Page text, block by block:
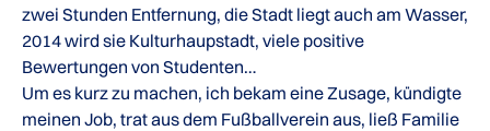
zwei Stunden Entfernung, die Stadt liegt auch am Wasser,
2014 wird sie Kulturhaupstadt, viele positive
Bewertungen von Studenten…
Um es kurz zu machen, ich bekam eine Zusage, kündigte
meinen Job, trat aus dem Fußballverein aus, ließ Familie